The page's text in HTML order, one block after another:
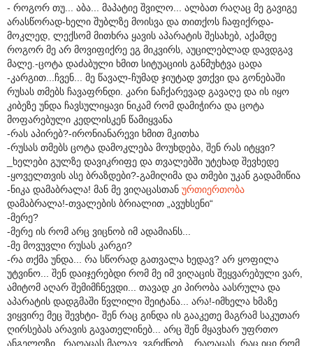
- როგორ თუ... აბა... მაპატიე შვილო... ალბათ რაღაც მე გავიგე
არასწორად-ხელი შუბლზე მოისვა და თითქოს ჩაფიქრდა-
მოკლედ, ლექსომ მითხრა ყავის აპარატის შესახებ, აქამდე
როგორ მე არ მოვიფიქრე ეგ მიკვირს, აუცილებლად დავდგავ
მალე.-ცოტა დაძაბული ხმით სიტუაციის განმუხტვა ცადა
-კარგით...ჩვენ... მე წავალ-ჩუმად ჯიუტად ვთქვი და გონებაში
რუსას თმებს ჩავაფრნდი. კარი ნაჩქარევად გავაღე და ის იყო
კიბეზე უნდა ჩავსულიყავი ნიკამ რომ დამიჭირა და ცოტა
მოფარებული კედლისკენ წამიყვანა
-რას აპირებ?-ირონიანარევი ხმით მკითხა
-რუსას თმებს ცოტა დამოკლება მოუხდება, შენ რას იტყვი?
_ხელები გულზე დავიკრიფე და თვალებში უტეხად შევხედე
-ყოველთვის ასე ბრაზდები?-გამიღიმა და თმები უკან გადამიწია
-ნიკა დამაბრალა! მან მე ვიღაცასთან ურთიერთობა
დამაბრალა!-თვალების ბრიალით „ავუხსენი“
-მერე?
-მერე ის რომ არც ვიცნობ იმ ადამიანს...
-მე მოვუვლი რუსას კარგი?
-რა თქმა უნდა... რა სწორად გათვალა ხედავ? არ ყოფილა
უტვინო... შენ დაიჯერებდი რომ მე იმ ვიღაცის შეყვარებული ვარ,
ამიტომ აღარ შემიმჩნევდი... თავად კი პირობა აასრულა და
აპარატის დადგმაში წვლილი შეიტანა... არა!-იმხელა ხმაზე
ვიყვირე მეც შევხტი- შენ რაც გინდა ის გააკეთე მაგრამ საკუთარ
ღირსებას არავის გავათელინებ... არც შენ მყავხარ უფრთო
ანგელოზი...რაღაცას მალავ, ვგრძნობ... რაღაცას, რაც იცი რომ